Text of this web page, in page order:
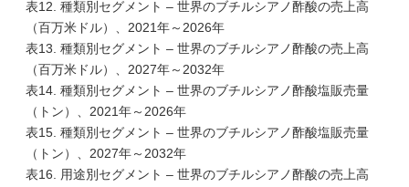
表12. 種類別セグメント – 世界のブチルシアノ酢酸の売上高
（百万米ドル）、2021年～2026年
表13. 種類別セグメント – 世界のブチルシアノ酢酸の売上高
（百万米ドル）、2027年～2032年
表14. 種類別セグメント – 世界のブチルシアノ酢酸塩販売量
（トン）、2021年～2026年
表15. 種類別セグメント – 世界のブチルシアノ酢酸塩販売量
（トン）、2027年～2032年
表16. 用途別セグメント – 世界のブチルシアノ酢酸の売上高